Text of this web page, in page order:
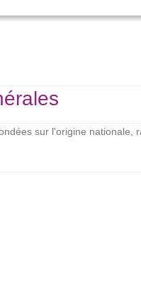
sur l'origine nationale,